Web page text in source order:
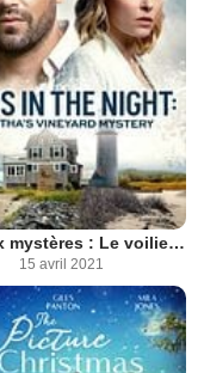
L'île aux mystères : Le voilier maudit
15 avril 2021